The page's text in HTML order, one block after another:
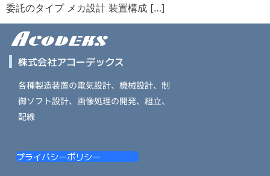
委託のタイプ メカ設計 装置構成 […]
株式会社アコーデックス
各種製造装置の電気設計、機械設計、制
御ソフト設計、画像処理の開発、組立、
配線
プライバシーポリシー